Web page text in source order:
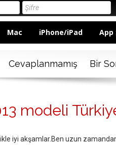
Mac iPhone/iPad App
Cevaplanmamış Bir
modeli
iyi akşamlar.Ben uzun